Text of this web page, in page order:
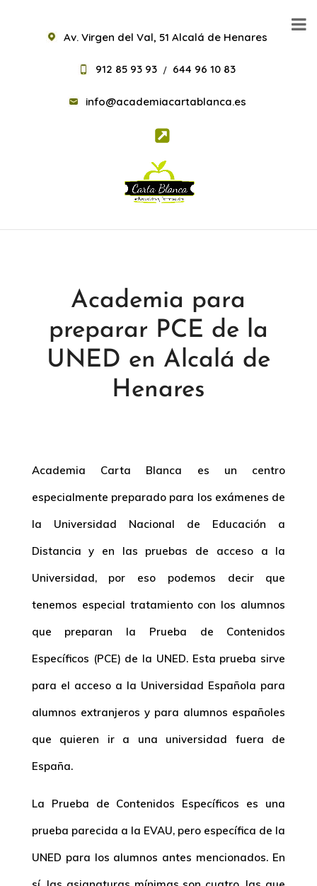
Av. Virgen del Val, 51 Alcalá de Henares
912 85 93 93 / 644 96 10 83
info@academiacartablanca.es
Academia para
preparar PCE de la
UNED en Alcalá de
Henares
Academia Carta Blanca es un centro
especialmente preparado para los exámenes de
la Universidad Nacional de Educación a
Distancia y en las pruebas de acceso a la
Universidad, por eso podemos decir que
tenemos especial tratamiento con los alumnos
que preparan la Prueba de Contenidos
Específicos (PCE) de la UNED. Esta prueba sirve
para el acceso a la Universidad Española para
alumnos extranjeros y para alumnos españoles
que quieren ir a una universidad fuera de
España.
La Prueba de Contenidos Específicos es una
prueba parecida a la EVAU, pero específica de la
UNED para los alumnos antes mencionados. En